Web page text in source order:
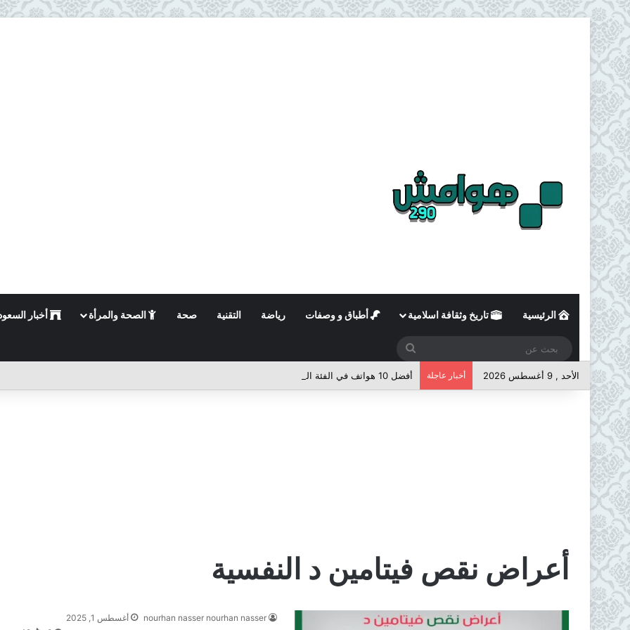
الرئيسية تاريخ وثقافة اسلامية أطباق و وصفات رياضة التقنية صحة الصحة والمرأة أخبار
عن
الأحد , 9 أغسطس 2026 أخبار عاجلة أفضل 10 هواتف في الفئة المتوسطة لعام 2026
أعراض نقص فيتامين د النفسية
nourhan nasser nourhan nasser
أغسطس 1, 2025